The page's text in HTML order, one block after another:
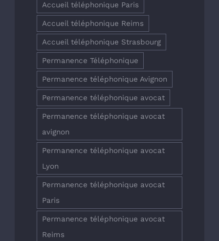
Accueil téléphonique Paris
Accueil téléphonique Reims
Accueil téléphonique Strasbourg
Permanence Téléphonique
Permanence téléphonique Avignon
Permanence téléphonique avocat
Permanence téléphonique avocat
avignon
Permanence téléphonique avocat
Lyon
Permanence téléphonique avocat
Paris
Permanence téléphonique avocat
Reims